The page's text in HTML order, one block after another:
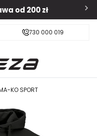
od 200 zł
dostawa od 200 zł
730 000 019
KO SPORT